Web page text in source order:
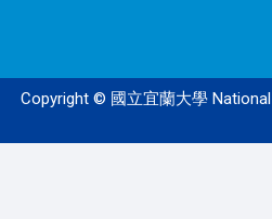
Copyright © 國立宜蘭大學 National